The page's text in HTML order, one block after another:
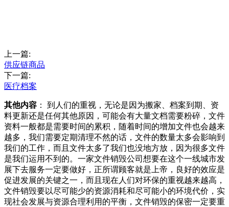
上一篇:
供应链商品
下一篇:
医疗档案
其他内容 ： 到人们的重视，无论是因为搬家、档案到期、资
料更新还是任何其他原因，可能会有大量文档需要粉碎，文件
资料一般都是需要时间的累积，随着时间的增加文件也会越来
越多，我们需要定期清理不然的话，文件的数量太多会影响到
我们的工作，而且文件太多了我们也没地方放，因为很多文件
是我们运用不到的。一家文件销毁公司想要在这个一线城市发
展下去服务一定要做好，正所谓顾客就是上帝，良好的效应是
促进发展的关键之一，而且现在人们对环保的重视越来越高，
文件销毁要以尽可能少的资源消耗和尽可能小的环境代价，实
现社会发展与资源合理利用的平衡，文件销毁的保密一定要重